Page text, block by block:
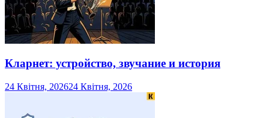
Кларнет: устройство, звучание и история
24 Квітня, 202624 Квітня, 2026